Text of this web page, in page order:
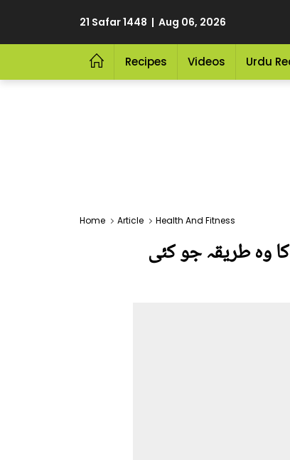
21 Safar 1448 | Aug 06, 2026
Recipes Videos Urdu
Home Article Health And Fitness
وہ طریقہ جو کئی